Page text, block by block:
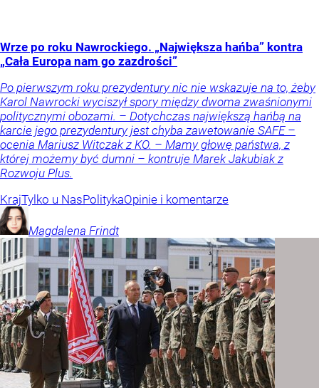
Wrze po roku Nawrockiego. „Największa hańba” kontra
„Cała Europa nam go zazdrości”
Po pierwszym roku prezydentury nic nie wskazuje na to, żeby
Karol Nawrocki wyciszył spory między dwoma zwaśnionymi
politycznymi obozami. – Dotychczas największą hańbą na
karcie jego prezydentury jest chyba zawetowanie SAFE –
ocenia Mariusz Witczak z KO. – Mamy głowę państwa, z
której możemy być dumni – kontruje Marek Jakubiak z
Rozwoju Plus.
KrajTylko u NasPolitykaOpinie i komentarze
Magdalena Frindt